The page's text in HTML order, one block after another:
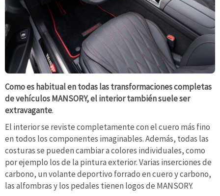
Como es habitual en todas las transformaciones completas
de vehículos MANSORY, el interior también suele ser
extravagante.
El interior se reviste completamente con el cuero más fino
en todos los componentes imaginables. Además, todas las
costuras se pueden cambiar a colores individuales, como
por ejemplo los de la pintura exterior. Varias inserciones de
carbono, un volante deportivo forrado en cuero y carbono,
las alfombras y los pedales tienen logos de MANSORY.